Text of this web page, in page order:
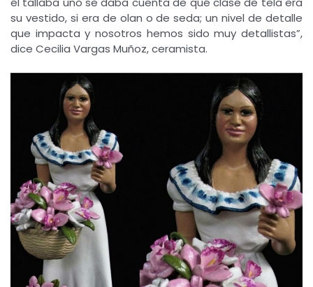
su vestido, si era de olan o de seda; un nivel de detalle
que impacta y nosotros hemos sido muy detallistas”,
dice Cecilia Vargas Muñoz, ceramista.